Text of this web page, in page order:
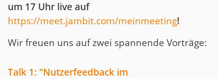
um 17 Uhr live auf
https://meet.jambit.com/meinmeeting!
Wir freuen uns auf zwei spannende Vorträge:
Talk 1: "Nutzerfeedback im